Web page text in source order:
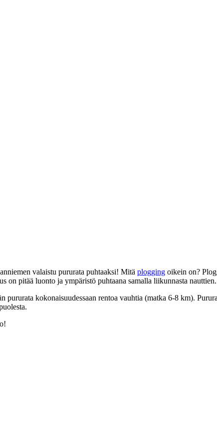
valaistu pururata puhtaaksi! Mitä plogging oikein on?
on pitää luonto ja ympäristö puhtaana samalla liikunnasta nauttien.
pururata kokonaisuudessaan rentoa vauhtia (matka 6-8 km).